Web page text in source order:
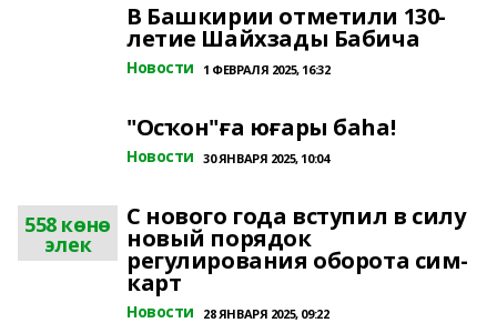
В Башкирии отметили 130-
летие Шайхзады Бабича
Новости 1 ФЕВРАЛЯ 2025, 16:32
"Осҡон"ға юғары баһа!
Новости 30 ЯНВАРЯ 2025, 10:04
558 көнө
элек
С нового года вступил в силу
новый порядок
регулирования оборота сим-
карт
Новости 28 ЯНВАРЯ 2025, 09:22